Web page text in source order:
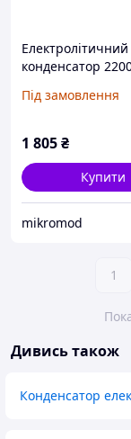
Електролітичний
конденсатор
THT - 100 шт.
Під замовлення
1 805₴
Купити
mikromod
1
Дивись також
Конденсатор